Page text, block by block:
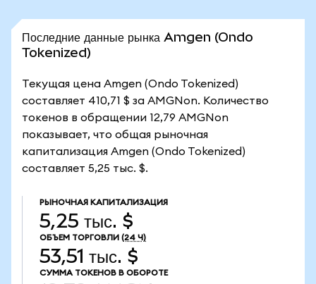
Последние данные рынка Amgen (Ondo
Tokenized)
Текущая цена Amgen (Ondo Tokenized)
составляет 410,71 $ за AMGNon. Количество
токенов в обращении 12,79 AMGNon
показывает, что общая рыночная
капитализация Amgen (Ondo Tokenized)
составляет 5,25 тыс. $.
РЫНОЧНАЯ КАПИТАЛИЗАЦИЯ
5,25 тыс. $
ОБЪЕМ ТОРГОВЛИ (24 Ч)
53,51 тыс. $
СУММА ТОКЕНОВ В ОБОРОТЕ